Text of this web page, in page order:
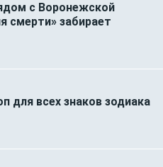
с Воронежской
смерти» забирает
для всех знаков зодиака